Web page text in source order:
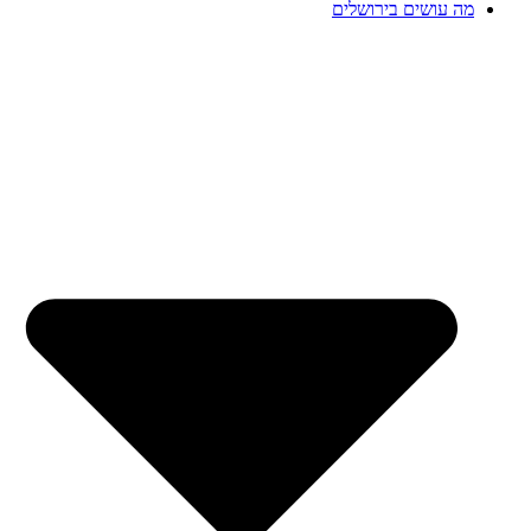
מה עושים בירושלים